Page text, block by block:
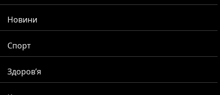
Новини
Спорт
Здоров’я